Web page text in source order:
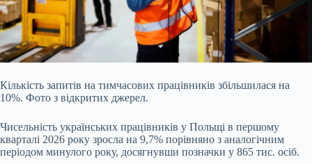
Кількість запитів на тимчасових працівників збільшилася на
10%. Фото з відкритих джерел.
Чисельність українських працівників у Польщі в першому
кварталі 2026 року зросла на 9,7% порівняно з аналогічним
періодом минулого року, досягнувши позначки у 865 тис. осіб.